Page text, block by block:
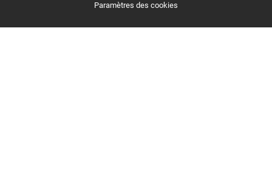
Paramètres des cookies